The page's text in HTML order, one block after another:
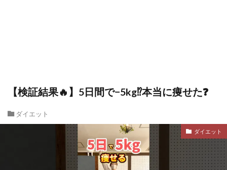
【検証結果🔥】5日間で−5kg⁉️本当に痩せた❓
ダイエット
ダイエット